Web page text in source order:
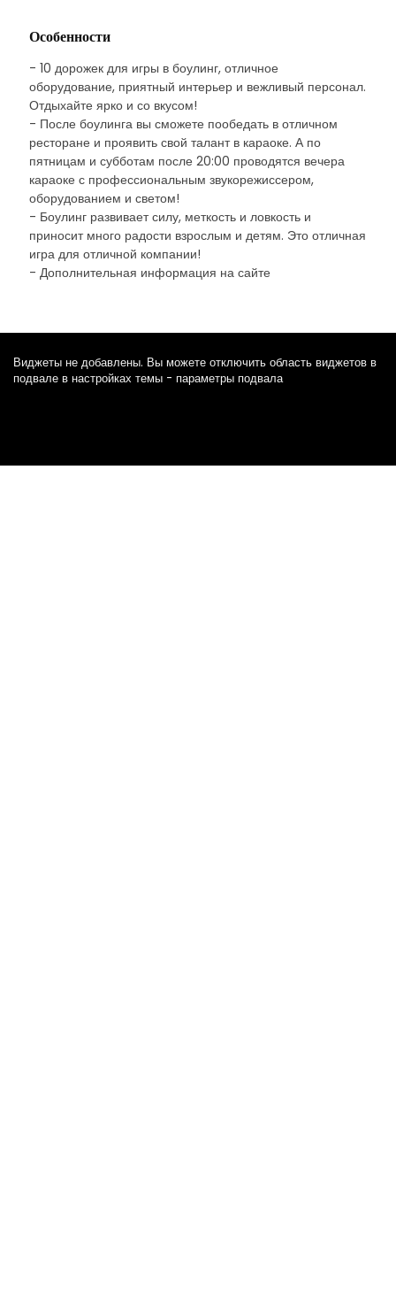
Особенности
- 10 дорожек для игры в боулинг, отличное
оборудование, приятный интерьер и вежливый персонал.
Отдыхайте ярко и со вкусом!
- После боулинга вы сможете пообедать в отличном
ресторане и проявить свой талант в караоке. А по
пятницам и субботам после 20:00 проводятся вечера
караоке с профессиональным звукорежиссером,
оборудованием и светом!
- Боулинг развивает силу, меткость и ловкость и
приносит много радости взрослым и детям. Это отличная
игра для отличной компании!
- Дополнительная информация на сайте
Виджеты не добавлены. Вы можете отключить область виджетов в
подвале в настройках темы - параметры подвала